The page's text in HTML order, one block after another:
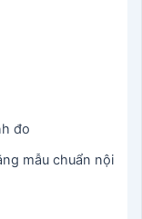
đo
mẫu chuẩn nội